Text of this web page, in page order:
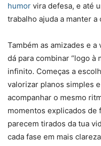
humor vira defesa, e até
trabalho ajuda a manter a
Também as amizades e
dá para combinar “logo à
infinito. Começas a
valorizar planos simples
acompanhar o mesmo
momentos explicados de
parecem tirados da tua
cada fase em mais